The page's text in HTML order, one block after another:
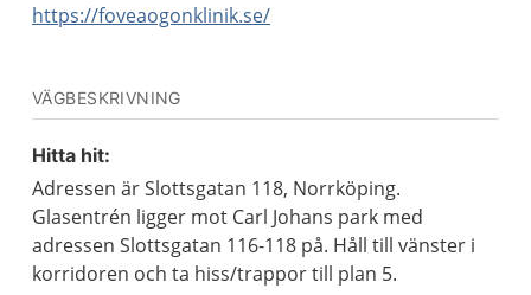
https://foveaogonklinik.se/
VÄGBESKRIVNING
Hitta hit:
Adressen är Slottsgatan 118, Norrköping.
Glasentrén ligger mot Carl Johans park med
adressen Slottsgatan 116-118 på. Håll till vänster i
korridoren och ta hiss/trappor till plan 5.